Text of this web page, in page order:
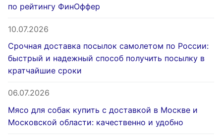
по рейтингу ФинОффер
10.07.2026
Срочная доставка посылок самолетом по России:
быстрый и надежный способ получить посылку в
кратчайшие сроки
06.07.2026
Мясо для собак купить с доставкой в Москве и
Московской области: качественно и удобно